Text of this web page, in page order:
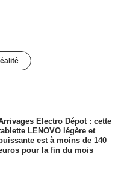
Electro Dépot : cette
LENOVO légère et
est à moins de 140
pour la fin du mois